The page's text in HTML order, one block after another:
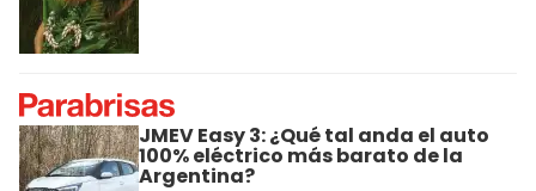
JMEV Easy 3: ¿Qué tal anda el auto
100% eléctrico más barato de la
Argentina?